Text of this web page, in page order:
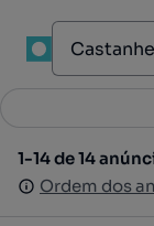
1-14 de 14
Ordem dos
1-14 de 14
Ordem dos